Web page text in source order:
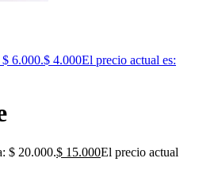
6.000.$ 4.000El precio actual es:
$ 20.000.$ 15.000El precio actual